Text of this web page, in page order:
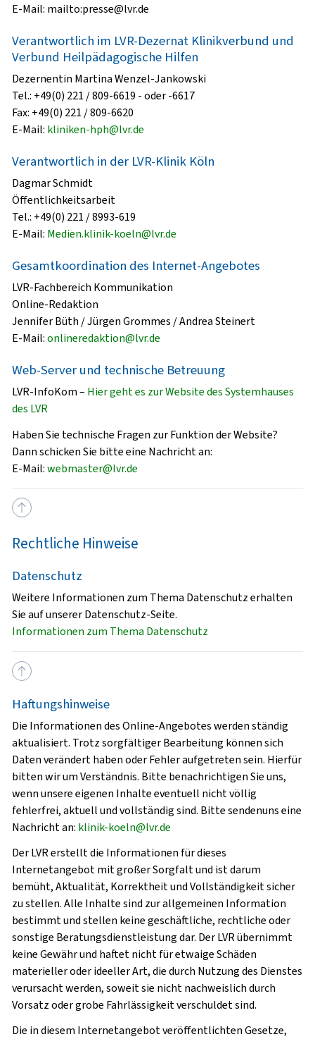
E-Mail: mailto:presse@lvr.de
Verantwortlich im LVR-Dezernat Klinikverbund und
Verbund Heilpädagogische Hilfen
Dezernentin Martina Wenzel-Jankowski
Tel.: +49(0) 221 / 809-6619 - oder -6617
Fax: +49(0) 221 / 809-6620
E-Mail: kliniken-hph@lvr.de
Verantwortlich in der LVR-Klinik Köln
Dagmar Schmidt
Öffentlichkeitsarbeit
Tel.: +49(0) 221 / 8993-619
E-Mail: Medien.klinik-koeln@lvr.de
Gesamtkoordination des Internet-Angebotes
LVR-Fachbereich Kommunikation
Online-Redaktion
Jennifer Büth / Jürgen Grommes / Andrea Steinert
E-Mail:onlineredaktion@lvr.de
Web-Server und technische Betreuung
LVR-InfoKom – Hier geht es zur Website des Systemhauses
des LVR
Haben Sie technische Fragen zur Funktion der Website?
Dann schicken Sie bitte eine Nachricht an:
E-Mail:webmaster@lvr.de
Rechtliche Hinweise
Datenschutz
Weitere Informationen zum Thema Datenschutz erhalten
Sie auf unserer Datenschutz-Seite.
Informationen zum Thema Datenschutz
Haftungshinweise
Die Informationen des Online-Angebotes werden ständig
aktualisiert. Trotz sorgfältiger Bearbeitung können sich
Daten verändert haben oder Fehler aufgetreten sein. Hierfür
bitten wir um Verständnis. Bitte benachrichtigen Sie uns,
wenn unsere eigenen Inhalte eventuell nicht völlig
fehlerfrei, aktuell und vollständig sind. Bitte sendenuns eine
Nachricht an: klinik-koeln@lvr.de
Der LVR erstellt die Informationen für dieses
Internetangebot mit großer Sorgfalt und ist darum
bemüht, Aktualität, Korrektheit und Vollständigkeit sicher
zu stellen. Alle Inhalte sind zur allgemeinen Information
bestimmt und stellen keine geschäftliche, rechtliche oder
sonstige Beratungsdienstleistung dar. Der LVR übernimmt
keine Gewähr und haftet nicht für etwaige Schäden
materieller oder ideeller Art, die durch Nutzung des Dienstes
verursacht werden, soweit sie nicht nachweislich durch
Vorsatz oder grobe Fahrlässigkeit verschuldet sind.
Die in diesem Internetangebot veröffentlichten Gesetze,